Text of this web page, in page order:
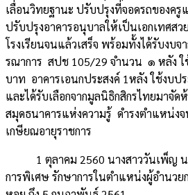
เลื่อนวิทยฐานะ ปรับปรุงที่จอดรถของครู
ปรับปรุงอาคารอนุบาลให้เป็นเอกเทศส
โรงเรียนจนแล้วเสร็จ พร้อมทั้งได้รับงบจ
รณาการ สปช 105/29 จำนวน ๑ หลัง ใ
บาท อาคารเอนกประสงค์ 1หลัง ใช้งบป
และได้รับเลือกจากมูลนิธิกสิกรไทยมาจัด
สมุดธนาคารแห่งความรู้ ดำรงตำแหน่ง
เกษียณอายุราชการ
1 ตุลาคม 2560 นางสาววันเพ็ญ น
การพิเศษ รักษาการในตำแหน่งผู้อำนวย